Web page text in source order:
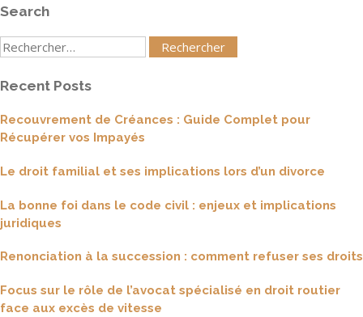
Search
Rechercher
:
Recent Posts
Recouvrement de Créances : Guide Complet pour
Récupérer vos Impayés
Le droit familial et ses implications lors d’un divorce
La bonne foi dans le code civil : enjeux et implications
juridiques
Renonciation à la succession : comment refuser ses droits
Focus sur le rôle de l’avocat spécialisé en droit routier
face aux excès de vitesse